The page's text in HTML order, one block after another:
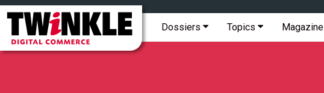
Twinkle
Digital
Commerce
Hoofdmenu
Dossiers Topics Magazine
Topmenu